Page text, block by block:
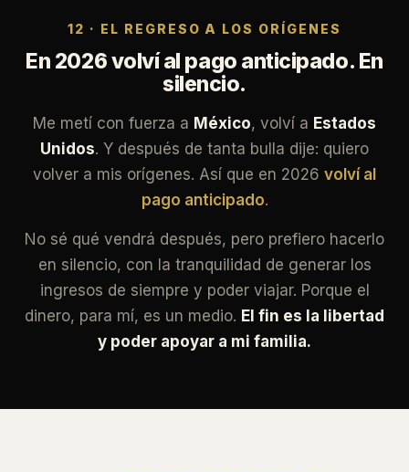
12 · EL REGRESO A LOS ORÍGENES
En 2026 volví al pago anticipado. En
silencio.
Me metí con fuerza a México, volví a Estados
Unidos. Y después de tanta bulla dije: quiero
volver a mis orígenes. Así que en 2026 volví al
pago anticipado.
No sé qué vendrá después, pero prefiero hacerlo
en silencio, con la tranquilidad de generar los
ingresos de siempre y poder viajar. Porque el
dinero, para mí, es un medio. El fin es la libertad
y poder apoyar a mi familia.